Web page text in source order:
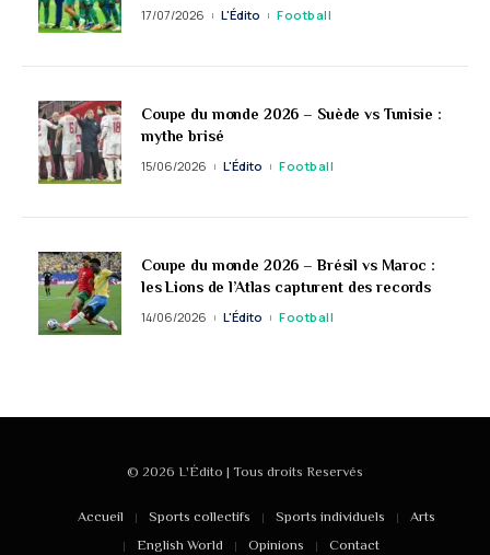
17/07/2026 L'Édito Football
Coupe du monde 2026 – Suède vs Tunisie :
mythe brisé
15/06/2026 L'Édito Football
Coupe du monde 2026 – Brésil vs Maroc :
les Lions de l’Atlas capturent des records
14/06/2026 L'Édito Football
© 2026 L'Édito | Tous droits Reservés
Accueil Sports collectifs Sports individuels
Arts
English World
Opinions Contact